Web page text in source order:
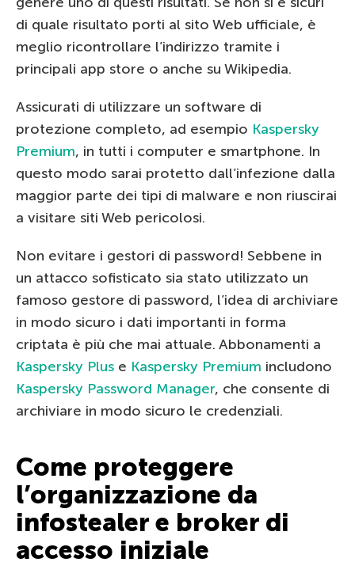
di quale risultato porti al sito Web ufficiale, è
meglio ricontrollare l’indirizzo tramite i
principali app store o anche su Wikipedia.
Assicurati di utilizzare un software di
protezione completo, ad esempio Kaspersky
Premium, in tutti i computer e smartphone. In
questo modo sarai protetto dall’infezione dalla
maggior parte dei tipi di malware e non riuscirai
a visitare siti Web pericolosi.
Non evitare i gestori di password! Sebbene in
un attacco sofisticato sia stato utilizzato un
famoso gestore di password, l’idea di archiviare
in modo sicuro i dati importanti in forma
criptata è più che mai attuale. Abbonamenti a
Kaspersky Plus e Kaspersky Premium includono
Kaspersky Password Manager, che consente di
archiviare in modo sicuro le credenziali.
Come proteggere
l’organizzazione da
infostealer e broker di
accesso iniziale